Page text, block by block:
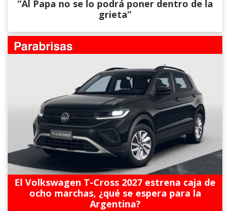
“Al Papa no se lo podrá poner dentro de la
grieta”
El Volkswagen T-Cross 2027 estrena caja de
ocho marchas, ¿qué se espera para la
Argentina?